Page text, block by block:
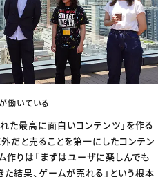
働いている
た最高に面白いコンテンツ」を作る
だと売ることを第一にしたコンテン
作りは「まずはユーザに楽しんでも
た結果、ゲームが売れる」という根本